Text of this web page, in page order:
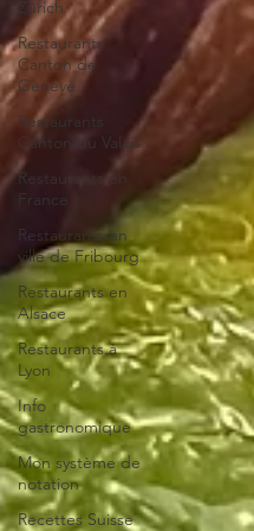
Zürich
Restaurants
Canton de
Genève
Restaurants
Canton du Valais
Restaurants en
France
Restaurants en
ville de Fribourg
Restaurants en
Alsace
Restaurants à
Lyon
Info
gastronomique
Mon système de
notation
Recettes Suisse